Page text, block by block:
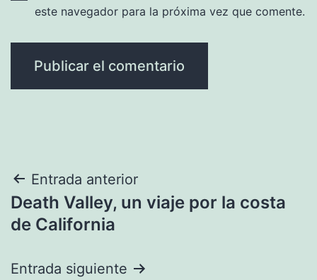
este navegador para la próxima vez que comente.
Navegación
de
Entrada anterior
Death Valley, un viaje por la costa
de California
Entrada siguiente